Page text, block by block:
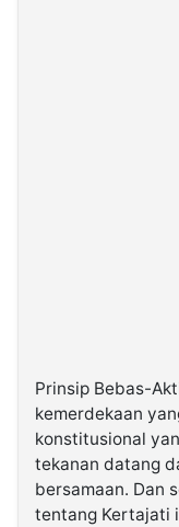
Prinsip Bebas-
kemerdekaan
konstitusional
tekanan datang
bersamaan. Dan
tentang Kertajati